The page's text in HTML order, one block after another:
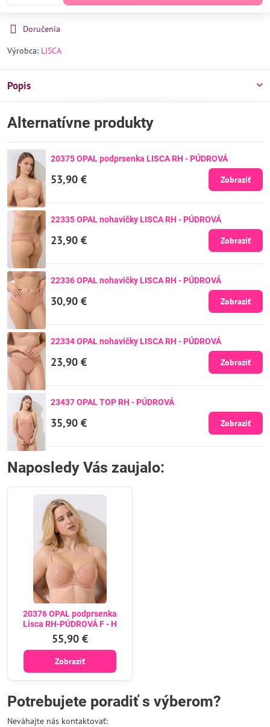
Doručenia
Výrobca: LISCA
Popis
Alternatívne produkty
20375 OPAL podprsenka LISCA RH - PÚDROVÁ
53,90 € Zobraziť
22335 OPAL nohavičky LISCA RH - PÚDROVÁ
23,90 € Zobraziť
22336 OPAL nohavičky LISCA RH - PÚDROVÁ
30,90 € Zobraziť
22334 OPAL nohavičky LISCA RH - PÚDROVÁ
23,90 € Zobraziť
23437 OPAL TOP RH - PÚDROVÁ
35,90 € Zobraziť
Naposledy Vás zaujalo:
20376 OPAL podprsenka
Lisca RH-PÚDROVÁ F - H
55,90 €
Zobraziť
Potrebujete poradiť s výberom?
Neváhajte nás kontaktovať: